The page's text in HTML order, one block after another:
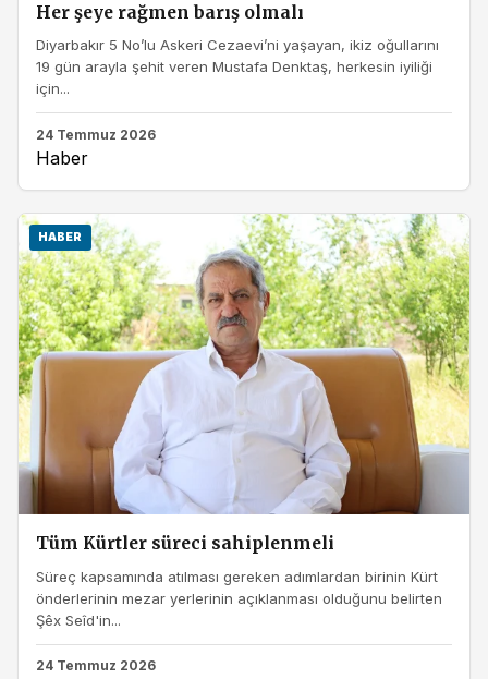
Her şeye rağmen barış olmalı
Diyarbakır 5 No’lu Askeri Cezaevi’ni yaşayan, ikiz oğullarını
19 gün arayla şehit veren Mustafa Denktaş, herkesin iyiliği
için...
24 Temmuz 2026
Haber
HABER
Tüm Kürtler süreci sahiplenmeli
Süreç kapsamında atılması gereken adımlardan birinin Kürt
önderlerinin mezar yerlerinin açıklanması olduğunu belirten
Şêx Seîd'in...
24 Temmuz 2026